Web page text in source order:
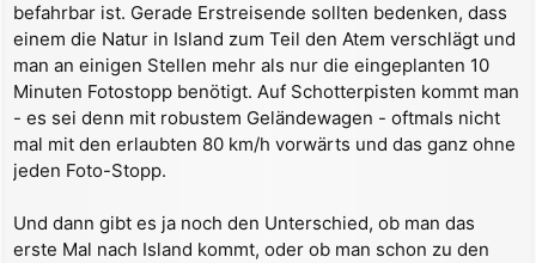
befahrbar ist. Gerade Erstreisende sollten bedenken, dass
einem die Natur in Island zum Teil den Atem verschlägt und
man an einigen Stellen mehr als nur die eingeplanten 10
Minuten Fotostopp benötigt. Auf Schotterpisten kommt man
- es sei denn mit robustem Geländewagen - oftmals nicht
mal mit den erlaubten 80 km/h vorwärts und das ganz ohne
jeden Foto-Stopp.
Und dann gibt es ja noch den Unterschied, ob man das
erste Mal nach Island kommt, oder ob man schon zu den